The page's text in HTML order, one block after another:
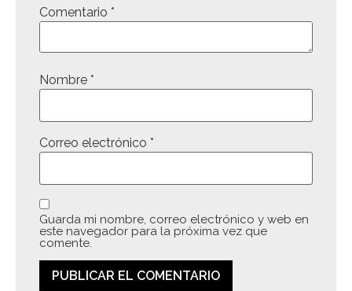
Comentario *
Nombre *
Correo electrónico *
Guarda mi nombre, correo electrónico y web en
este navegador para la próxima vez que
comente.